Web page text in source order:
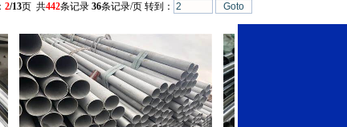
2/13页 共442条记录 36条记录/页 转到：